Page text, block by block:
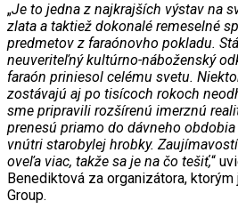
„Je to jedna z najkrajších výstav na
zlata a taktiež dokonalé remeselné
predmetov z faraónovho pokladu.
neuveriteľný kultúrno-náboženský
faraón priniesol celému svetu.
zostávajú aj po tisícoch rokoch
sme pripravili rozšírenú imerznú
prenesú priamo do dávneho
vnútri starobylej hrobky.
oveľa viac, takže sa je na čo tešiť,“
Benediktová za organizátora,
Group.